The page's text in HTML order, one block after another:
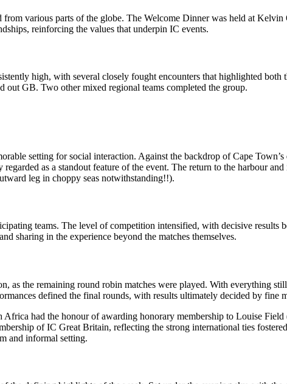
various parts of the globe. The Welcome Dinner was held at
reinforcing the values that underpin IC events.
high, with several closely fought encounters that highlighted
GB. Two other mixed regional teams completed the group.
setting for social interaction. Against the backdrop of Cape
as a standout feature of the event. The return to the harbour
leg in choppy seas notwithstanding!!).
teams. The level of competition intensified, with decisive results
sharing in the experience beyond the matches themselves.
as the remaining round robin matches were played. With everything
defined the final rounds, with results ultimately decided by fine
had the honour of awarding honorary membership to Louise
of IC Great Britain, reflecting the strong international ties
and informal setting.